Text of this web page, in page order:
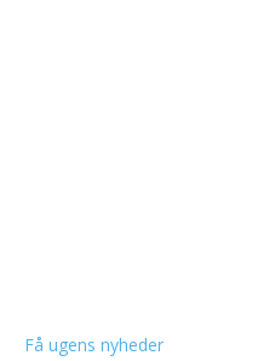
Få ugens nyheder